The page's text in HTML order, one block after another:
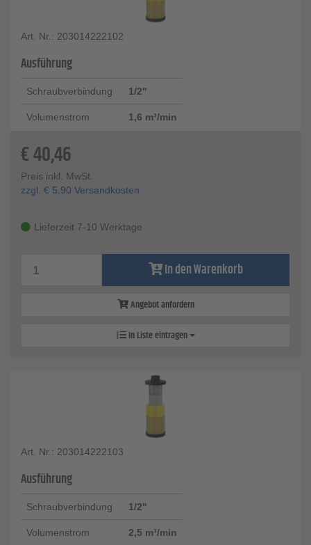
Art. Nr.: 203014222102
Ausführung
Schraubverbindung 1/2"
Volumenstrom 1,6 m³/min
€40,46
Preis inkl. MwSt.
zzgl. € 5,90 Versandkosten
Lieferzeit 7-10 Werktage
In den Warenkorb
Angebot anfordern
In Liste eintragen
Art. Nr.: 203014222103
Ausführung
Schraubverbindung 1/2"
Volumenstrom 2,5 m³/min